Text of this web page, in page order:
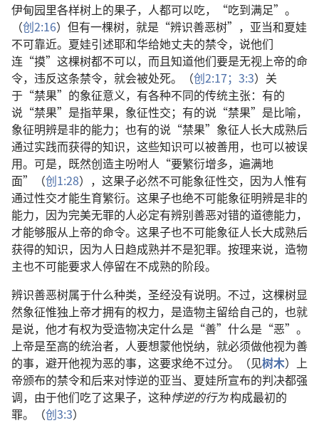
伊甸园里各样树上的果子，人都可以吃，“吃到满足”。
（创2:16）但有一棵树，就是“辨识善恶树”，亚当和夏娃
不可靠近。夏娃引述耶和华给她丈夫的禁令，说他们
连“摸”这棵树都不可以，而且知道他们要是无视上帝的命
令，违反这条禁令，就会被处死。（创2:17； 3:3）关
于“禁果”的象征意义，有各种不同的传统主张：有的
说“禁果”是指苹果，象征性交；有的说“禁果”是比喻，
象征明辨是非的能力；也有的说“禁果”象征人长大成熟后
通过实践而获得的知识，这些知识可以被善用，也可以被误
用。可是，既然创造主吩咐人“要繁衍增多，遍满地
面”（创1:28），这果子必然不可能象征性交，因为人惟有
通过性交才能生育繁衍。这果子也绝不可能象征明辨是非的
能力，因为完美无罪的人必定有辨别善恶对错的道德能力，
才能够服从上帝的命令。这果子也不可能象征人长大成熟后
获得的知识，因为人日趋成熟并不是犯罪。按理来说，造物
主也不可能要求人停留在不成熟的阶段。
辨识善恶树属于什么种类，圣经没有说明。不过，这棵树显
然象征惟独上帝才拥有的权力，是造物主留给自己的，也就
是说，他才有权为受造物决定什么是“善”什么是“恶”。
上帝是至高的统治者，人要想蒙他悦纳，就必须做他视为善
的事，避开他视为恶的事，这要求绝不过分。（见树木）上
帝颁布的禁令和后来对悖逆的亚当、夏娃所宣布的判决都强
调，由于他们吃了这果子，这种悖逆的行为构成最初的
罪。（创3:3）